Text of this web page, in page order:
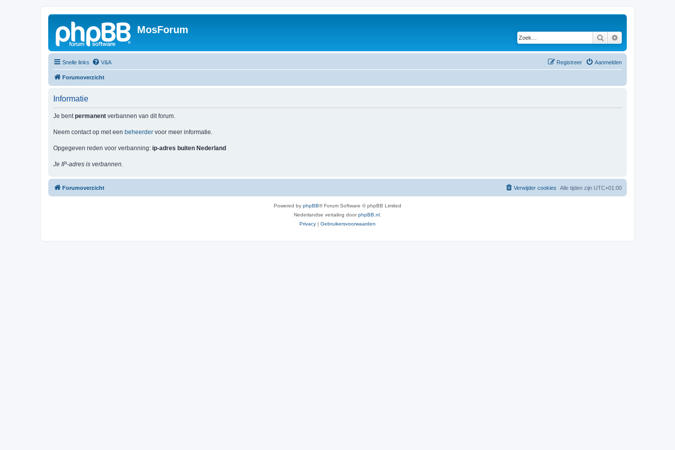
MosForum
Zoek
Snelle links V&A Aanmelden
Registreer
Forumoverzicht
Informatie
Je bentpermanent verbannen van dit forum.
Neem contact op met een beheerder voor meer informatie.
Opgegeven reden voor verbanning: ip-adres buiten Nederland
Je IP-adres is verbannen.
Forumoverzicht Alle tijden zijn UTC+01:00
Verwijder cookies
Powered by phpBB® Forum Software © phpBB Limited
Nederlandse vertaling doorphpBB.nl
Privacy | Gebruikersvoorwaarden